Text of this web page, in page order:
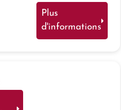
Plus
d'informations